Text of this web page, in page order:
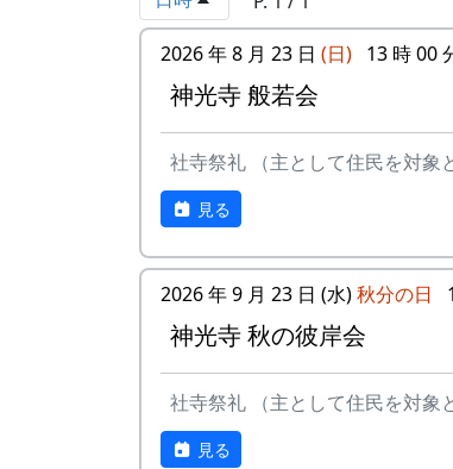
2026 年 8 月 23 日 (日) 13 時 00
神光寺 般若会
社寺祭礼 （主として住民を対象
見る
2026 年 9 月 23 日 (水)秋分の日
神光寺 秋の彼岸会
社寺祭礼 （主として住民を対象
見る